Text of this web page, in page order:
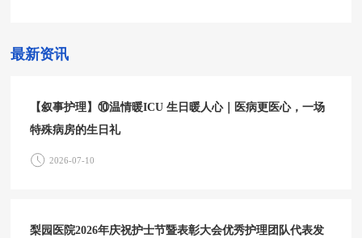
最新资讯
【叙事护理】⑩温情暖ICU 生日暖人心｜医病更医心，一场
特殊病房的生日礼
2026-07-10
梨园医院2026年庆祝护士节暨表彰大会优秀护理团队代表发